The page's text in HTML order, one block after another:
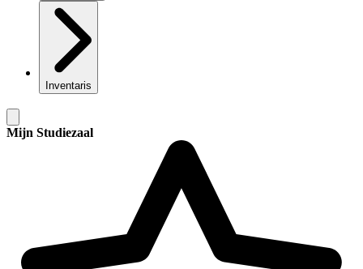
Inventaris
Mijn Studiezaal